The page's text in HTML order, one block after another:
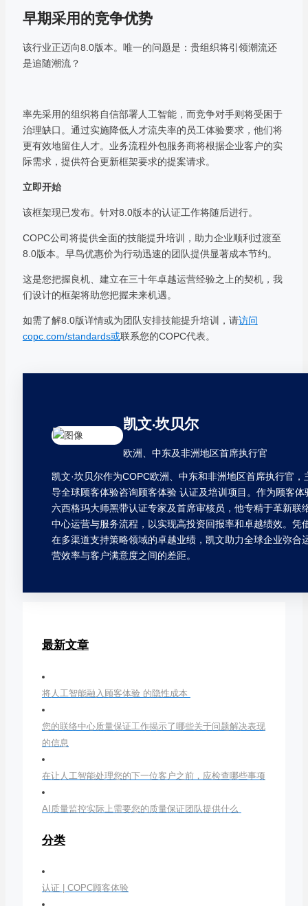
早期采用的竞争优势
该行业正迈向8.0版本。唯一的问题是：贵组织将引领潮流还
是追随潮流？
率先采用的组织将自信部署人工智能，而竞争对手则将受困于
治理缺口。通过实施降低人才流失率的员工体验要求，他们将
更有效地留住人才。业务流程外包服务商将根据企业客户的实
际需求，提供符合更新框架要求的提案请求。
立即开始
该框架现已发布。针对8.0版本的认证工作将随后进行。
COPC公司将提供全面的技能提升培训，助力企业顺利过渡至
8.0版本。早鸟优惠价为行动迅速的团队提供显著成本节约。
这是您把握良机、建立在三十年卓越运营经验之上的契机，我
们设计的框架将助您把握未来机遇。
如需了解8.0版详情或为团队安排技能提升培训，请访问
copc.com/standards或联系您的COPC代表。
凯文·坎贝尔
欧洲、中东及非洲地区首席执行官
凯文·坎贝尔作为COPC欧洲、中东和非洲地区首席执行官，
导全球顾客体验咨询顾客体验 认证及培训项目。作为顾客体
六西格玛大师黑带认证专家及首席审核员，他专精于革新联
中心运营与服务流程，以实现高投资回报率和卓越绩效。凭
在多渠道支持策略领域的卓越业绩，凯文助力全球企业弥合
营效率与客户满意度之间的差距。
最新文章
将人工智能融入顾客体验 的隐性成本
您的联络中心质量保证工作揭示了哪些关于问题解决表现
的信息
在让人工智能处理您的下一位客户之前，应检查哪些事项
AI质量监控实际上需要您的质量保证团队提供什么
分类
认证 | COPC顾客体验